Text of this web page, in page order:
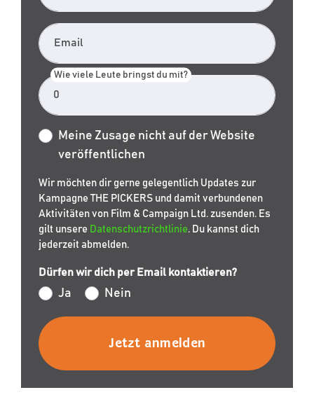
Email
Wie viele Leute bringst du mit?
Meine Zusage nicht auf der Website
veröffentlichen
Wir möchten dir gerne gelegentlich Updates zur
Kampagne THE PICKERS und damit verbundenen
Aktivitäten von Film & Campaign Ltd. zusenden. Es
gilt unsere Datenschutzrichtlinie. Du kannst dich
jederzeit abmelden.
Dürfen wir dich per Email kontaktieren?
Ja Nein